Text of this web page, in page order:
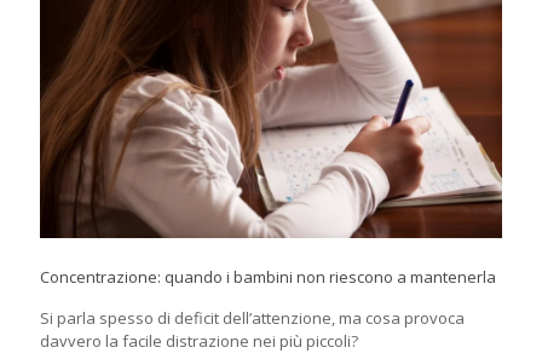
Concentrazione: quando i bambini non riescono a mantenerla
Si parla spesso di deficit dell’attenzione, ma cosa provoca
davvero la facile distrazione nei più piccoli?